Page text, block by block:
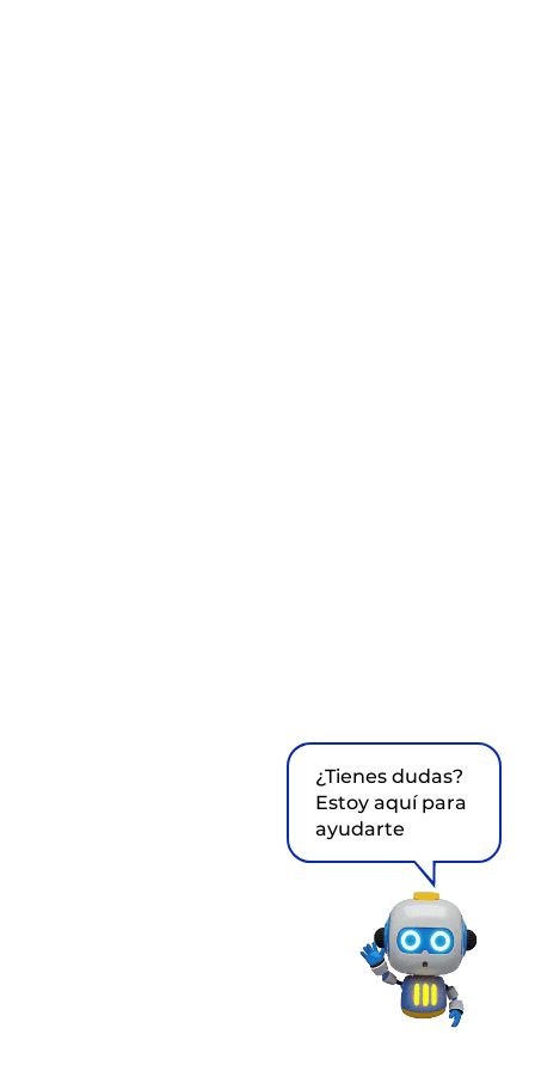
¿Tienes dudas?
Estoy aquí para
ayudarte